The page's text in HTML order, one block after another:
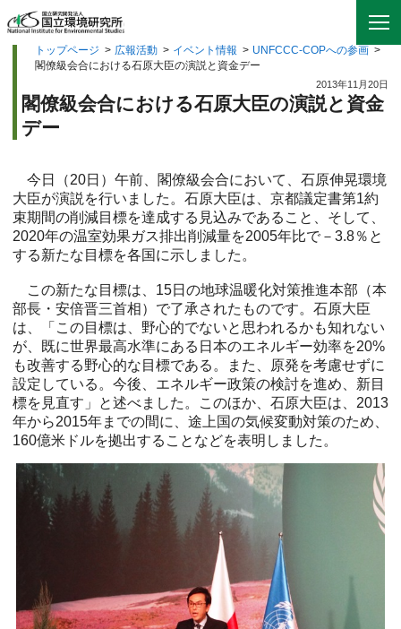
トップページ > 広報活動 > イベント情報 > UNFCCC-COPへの参画 >
閣僚級会合における石原大臣の演説と資金デー
2013年11月20日
閣僚級会合における石原大臣の演説と資金
デー
今日（20日）午前、閣僚級会合において、石原伸晃環境
大臣が演説を行いました。石原大臣は、京都議定書第1約
束期間の削減目標を達成する見込みであること、そして、
2020年の温室効果ガス排出削減量を2005年比で－3.8％と
する新たな目標を各国に示しました。
この新たな目標は、15日の地球温暖化対策推進本部（本
部長・安倍晋三首相）で了承されたものです。石原大臣
は、「この目標は、野心的でないと思われるかも知れない
が、既に世界最高水準にある日本のエネルギー効率を20%
も改善する野心的な目標である。また、原発を考慮せずに
設定している。今後、エネルギー政策の検討を進め、新目
標を見直す」と述べました。このほか、石原大臣は、2013
年から2015年までの間に、途上国の気候変動対策のため、
160億米ドルを拠出することなどを表明しました。